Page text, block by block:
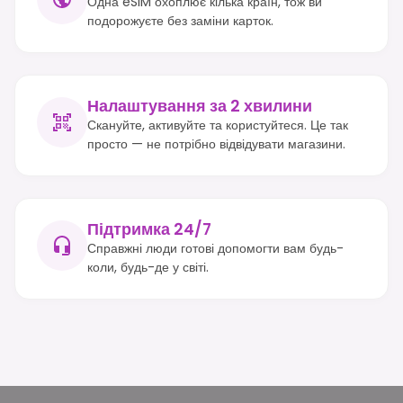
подорожуєте без заміни карток.
Налаштування за 2 хвилини
Скануйте, активуйте та користуйтеся. Це так
просто — не потрібно відвідувати магазини.
Підтримка 24/7
Справжні люди готові допомогти вам будь-
коли, будь-де у світі.